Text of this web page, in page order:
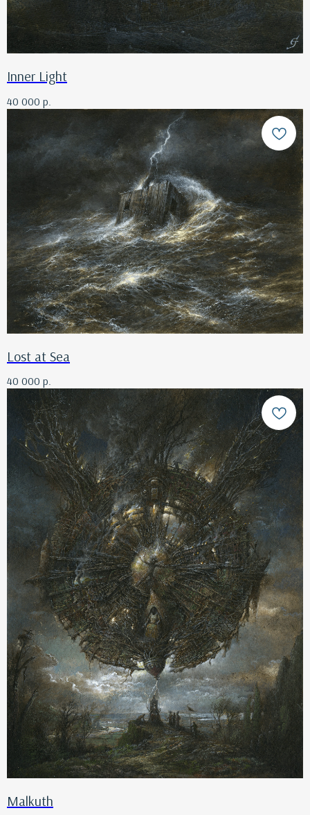
Inner Light
40 000 р.
Lost at Sea
40 000 р.
Malkuth